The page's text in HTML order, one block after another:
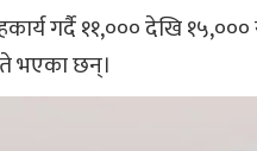
गर्दै ११,००० देखि
भएका छन्।